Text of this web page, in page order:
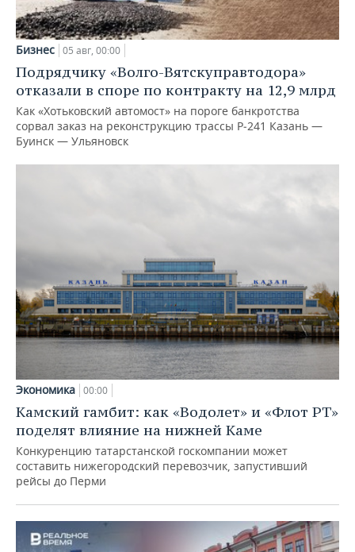
Бизнес 05 авг, 00:00
Подрядчику «Волго-Вятскуправтодора»
отказали в споре по контракту на 12,9 млрд
Как «Хотьковский автомост» на пороге банкротства
сорвал заказ на реконструкцию трассы Р‑241 Казань —
Буинск — Ульяновск
Экономика 00:00
Камский гамбит: как «Водолет» и «Флот РТ»
поделят влияние на нижней Каме
Конкуренцию татарстанской госкомпании может
составить нижегородский перевозчик, запустивший
рейсы до Перми